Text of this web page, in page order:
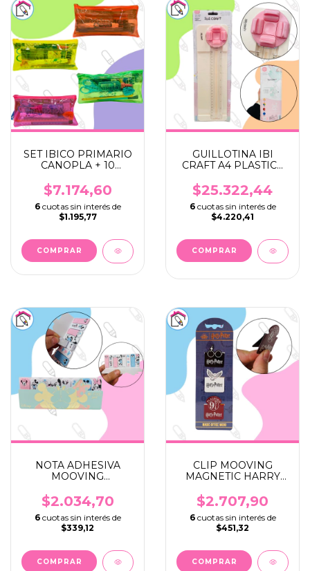
SET IBICO PRIMARIO
CANOPLA + 10
$7.174,60
6 cuotas sin interés de
$1.195,77
COMPRAR
GUILLOTINA IBI
CRAFT A4 PLASTICA
$25.322,44
6 cuotas sin interés de
$4.220,41
NOTA ADHESIVA
MOOVING
MINNIE X 8
$2.034,70
6 cuotas sin interés de
$339,12
CLIP MOOVING
MAGNETIC HARRY
X 3
$2.707,90
6 cuotas sin interés de
$451,32